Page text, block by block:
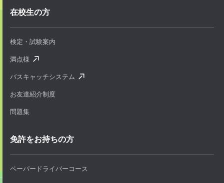
在校生の方
検定・試験案内
満点様
バスキャッチシステム
お友達紹介制度
問題集
免許をお持ちの方
ペーパードライバーコース